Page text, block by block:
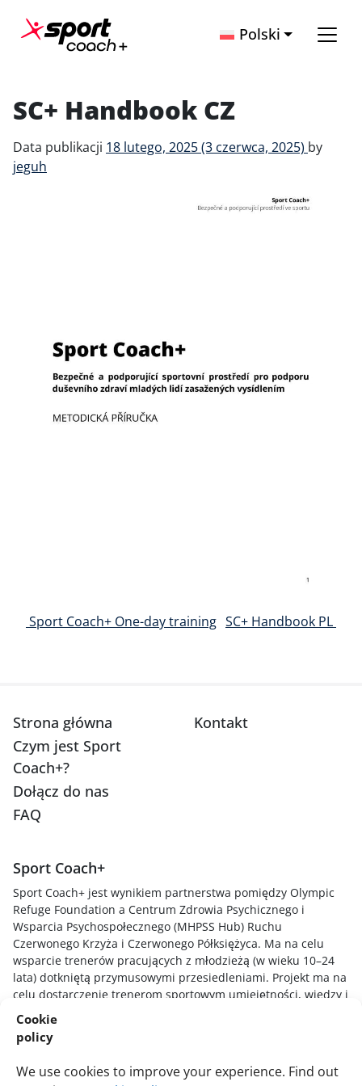
Cookie
policy
We use cookies to improve your experience. Find out
Main Navigation Polski
SC+ Handbook CZ
Data publikacji 18 lutego, 2025(3 czerwca, 2025) by
jeguh
Nawigacja wpisu
Sport Coach+ One-day training SC+ Handbook PL
Strona główna
Czym jest Sport
Coach+?
Dołącz do nas
FAQ
Kontakt
Sport Coach+
Sport Coach+ jest wynikiem partnerstwa pomiędzy Olympic
Refuge Foundation a Centrum Zdrowia Psychicznego i
Wsparcia Psychospołecznego (MHPSS Hub) Ruchu
Czerwonego Krzyża i Czerwonego Półksiężyca. Ma na celu
wsparcie trenerów pracujących z młodzieżą (w wieku 10–24
lata) dotkniętą przymusowymi przesiedleniami. Projekt ma na
celu dostarczenie trenerom sportowym umiejętności, wiedzy i
technik niezbędnych do zrozumienia, jak stresujące
doświadczenia wpływają na młodych zawodników, tworzenia
bezpiecznego i wspierającego środowiska sportowego oraz
reagowania na młodych w sposób uwzględniający traumę i
sprzyjający zdrowieniu.